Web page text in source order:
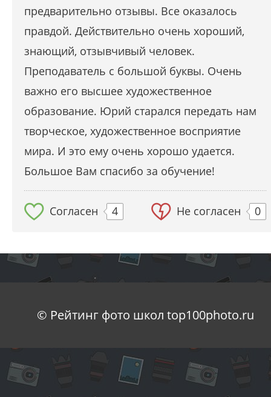
предварительно отзывы. Все оказалось
правдой. Действительно очень хороший,
знающий, отзывчивый человек.
Преподаватель с большой буквы. Очень
важно его высшее художественное
образование. Юрий старался передать нам
творческое, художественное восприятие
мира. И это ему очень хорошо удается.
Большое Вам спасибо за обучение!
Согласен 4 Не согласен 0
© Рейтинг фото школ top100photo.ru